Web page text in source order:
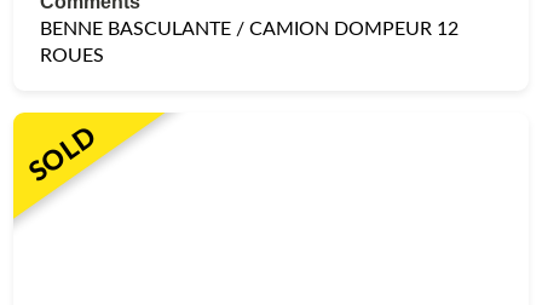
BENNE BASCULANTE / CAMION DOMPEUR 12
ROUES
SOLD